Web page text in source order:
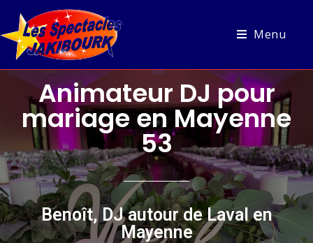
Menu
Animateur DJ pour
mariage en Mayenne
53
Benoît, DJ autour de Laval en
Mayenne